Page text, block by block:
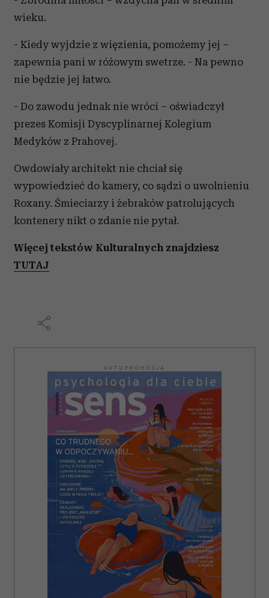
Partnerzy mogą połączyć te informacje z innymi danymi
otrzymanymi od Ciebie lub uzyskanymi podczas
wieku.
- Kiedy wyjdzie z więzienia, pomożemy jej –
zapewnia pani w różowym swetrze. - Na pewno
nie będzie jej łatwo.
- Do zawodu jednak nie wróci – oświadczył
prezes Komisji Dyscyplinarnej Kolegium
Medyków z Prahovej.
Owdowiały architekt nie chciał się
wypowiedzieć do kamery, co sądzi o uwolnieniu
Roxany. Śmieciarzy i żebraków patrolujących
kontenery nikt o zdanie nie pytał.
Więcej tekstów Kulturalnych znajdziesz
TUTAJ
AUTOPROMOCJA